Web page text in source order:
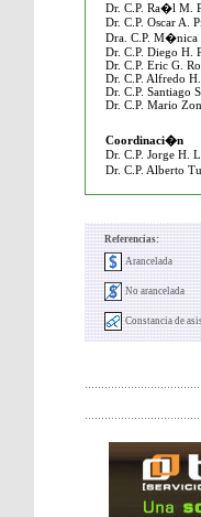
Dr. C.P. Ra�l M.
Dr. C.P. Oscar A.
Dra. C.P. M�nica
Dr. C.P. Diego H.
Dr. C.P. Eric G.
Dr. C.P. Alfredo H.
Dr. C.P. Santiago
Dr. C.P. Mario
Coordinaci�n
Dr. C.P. Jorge H.
Dr. C.P. Alberto
Referencias:
Arancelada
No arancelada
Constancia de